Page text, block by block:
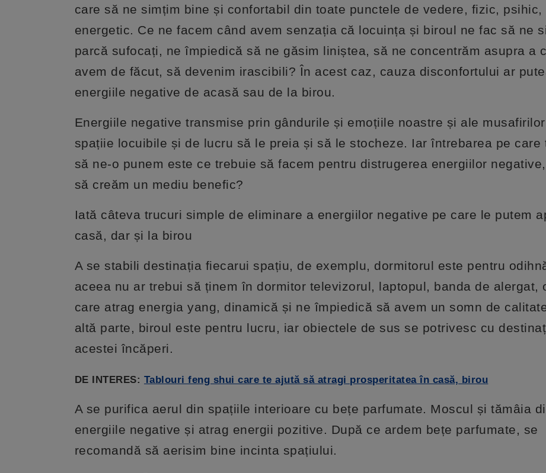
care să ne simțim bine și confortabil din toate punctele de vedere, fizic, psihic,
energetic. Ce ne facem când avem senzația că locuința și biroul ne fac să ne
parcă sufocați, ne împiedică să ne găsim liniștea, să ne concentrăm asupra a
avem de făcut, să devenim irascibili? În acest caz, cauza disconfortului ar
energiile negative de acasă sau de la birou.
Energiile negative transmise prin gândurile și emoțiile noastre și ale
spațiie locuibile și de lucru să le preia și să le stocheze. Iar întrebarea pe care
să ne-o punem este ce trebuie să facem pentru distrugerea energiilor
să creăm un mediu benefic?
Iată câteva trucuri simple de eliminare a energiilor negative pe care le putem
casă, dar și la birou
A se stabili destinația fiecarui spațiu, de exemplu, dormitorul este pentru
aceea nu ar trebui să ținem în dormitor televizorul, laptopul, banda de alergat,
care atrag energia yang, dinamică și ne împiedică să avem un somn de
altă parte, biroul este pentru lucru, iar obiectele de sus se potrivesc cu
acestei încăperi.
DE INTERES: Tablouri feng shui care te ajută să atragi prosperitatea în casă, birou
A se purifica aerul din spațiile interioare cu bețe parfumate. Moscul și tămâia
energiile negative și atrag energii pozitive. După ce ardem bețe parfumate, se
recomandă să aerisim bine incinta spațiului.